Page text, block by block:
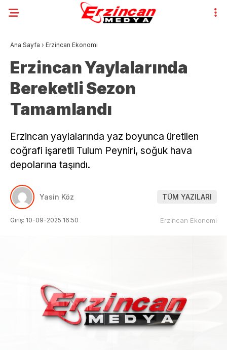
Ana Sayfa › Erzincan Ekonomi
Erzincan Yaylalarında
Bereketli Sezon
Tamamlandı
Erzincan yaylalarında yaz boyunca üretilen
coğrafi işaretli Tulum Peyniri, soğuk hava
depolarına taşındı.
Yasin Köz TÜM YAZILARI
Giriş: 10-09-2025 16:50 Erzincan Ekonomi